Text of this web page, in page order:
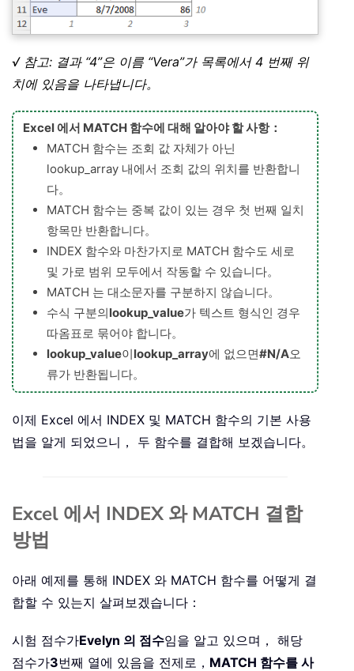
√ 참고: 결과 “4”은 이름 “Vera”가 목록에서 4 번째 위
치에 있음을 나타냅니다。
Excel 에서 MATCH 함수에 대해 알아야 할 사항：
MATCH 함수는 조회 값 자체가 아닌
lookup_array 내에서 조회 값의 위치를 반환합니
다。
MATCH 함수는 중복 값이 있는 경우 첫 번째 일치
항목만 반환합니다。
INDEX 함수와 마찬가지로 MATCH 함수도 세로
및 가로 범위 모두에서 작동할 수 있습니다。
MATCH 는 대소문자를 구분하지 않습니다。
수식 구분의lookup_value가 텍스트 형식인 경우
따옴표로 묶어야 합니다。
lookup_value이lookup_array에 없으면#N/A오
류가 반환됩니다。
이제 Excel 에서 INDEX 및 MATCH 함수의 기본 사용
법을 알게 되었으니， 두 함수를 결합해 보겠습니다。
Excel 에서 INDEX 와 MATCH 결합
방법
아래 예제를 통해 INDEX 와 MATCH 함수를 어떻게 결
합할 수 있는지 살펴보겠습니다：
시험 점수가Evelyn 의 점수임을 알고 있으며， 해당
점수가3번째 열에 있음을 전제로， MATCH 함수를 사